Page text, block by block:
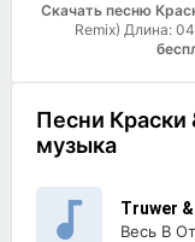
Скачать песню
Remix) Длина:
Песни Краски
музыка
Truwer
Весь В